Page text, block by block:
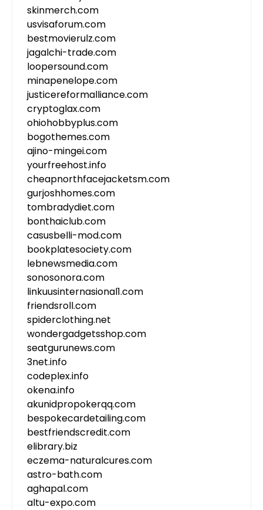
skinmerch.com
usvisaforum.com
bestmovierulz.com
jagalchi-trade.com
loopersound.com
minapenelope.com
justicereformalliance.com
cryptoglax.com
ohiohobbyplus.com
bogothemes.com
ajino-mingei.com
yourfreehost.info
cheapnorthfacejacketsm.com
gurjoshhomes.com
tombradydiet.com
bonthaiclub.com
casusbelli-mod.com
bookplatesociety.com
lebnewsmedia.com
sonosonora.com
linkuusinternasional1.com
friendsroll.com
spiderclothing.net
wondergadgetsshop.com
seatgurunews.com
3net.info
codeplex.info
okena.info
akunidpropokerqq.com
bespokecardetailing.com
bestfriendscredit.com
elibrary.biz
eczema-naturalcures.com
astro-bath.com
aghapal.com
altu-expo.com